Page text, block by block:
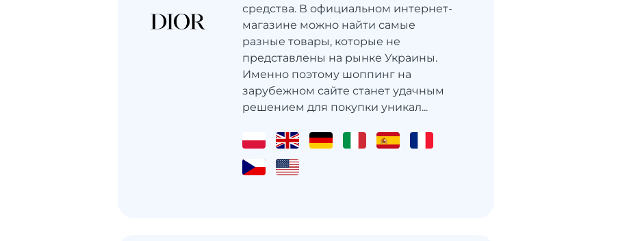
средства. В официальном интернет-
магазине можно найти самые
разные товары, которые не
представлены на рынке Украины.
Именно поэтому шоппинг на
зарубежном сайте станет удачным
решением для покупки уникал...